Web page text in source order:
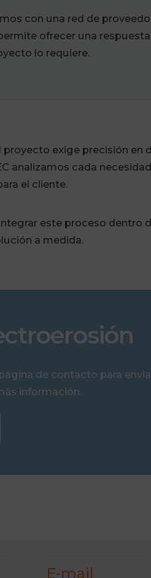
con una red de
ofrecer una
lo requiere.
exige precisión en
analizamos cada
el cliente.
este proceso dentro
a medida.
de contacto para
información.
E-mail